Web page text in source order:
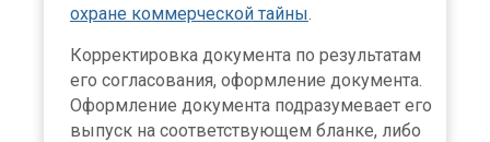
охране коммерческой тайны
Корректировка документа по результатам
его согласования, оформление документа.
Оформление документа подразумевает его
выпуск на соответствующем бланке, либо